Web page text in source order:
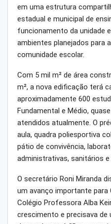
em uma estrutura
estadual e municipal de
funcionamento da unidade
ambientes planejados para
comunidade escolar.
Com 5 mil m² de área
m², a nova edificação terá
aproximadamente 600
Fundamental e Médio,
atendidos atualmente. O
aula, quadra poliesportiva
pátio de convivência,
administrativas, sanitários
O secretário Roni Miranda
um avanço importante para
Colégio Professora Alba
crescimento e precisava de